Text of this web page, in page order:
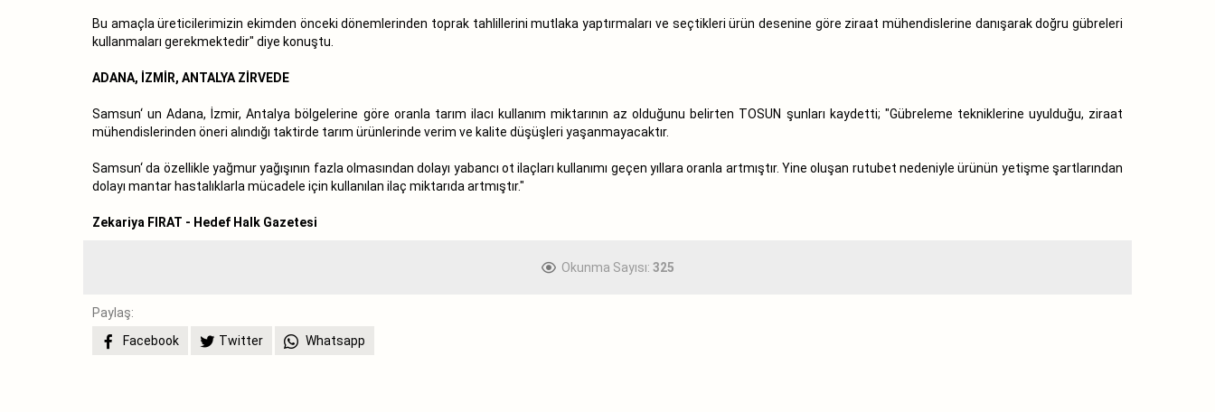
Bu amaçla üreticilerimizin ekimden önceki dönemlerinden toprak tahlillerini mutlaka yaptırmaları ve seçtikleri ürün desenine göre ziraat mühendislerine danışarak doğru gübreleri
kullanmaları gerekmektedir" diye konuştu.
ADANA, İZMİR, ANTALYA ZİRVEDE
Samsun‘ un Adana, İzmir, Antalya bölgelerine göre oranla tarım ilacı kullanım miktarının az olduğunu belirten TOSUN şunları kaydetti; "Gübreleme tekniklerine uyulduğu, ziraat
mühendislerinden öneri alındığı taktirde tarım ürünlerinde verim ve kalite düşüşleri yaşanmayacaktır.
Samsun‘ da özellikle yağmur yağışının fazla olmasından dolayı yabancı ot ilaçları kullanımı geçen yıllara oranla artmıştır. Yine oluşan rutubet nedeniyle ürünün yetişme şartlarından
dolayı mantar hastalıklarla mücadele için kullanılan ilaç miktarıda artmıştır."
Zekariya FIRAT - Hedef Halk Gazetesi
Okunma Sayısı: 325
Paylaş:
Facebook
Twitter Whatsapp